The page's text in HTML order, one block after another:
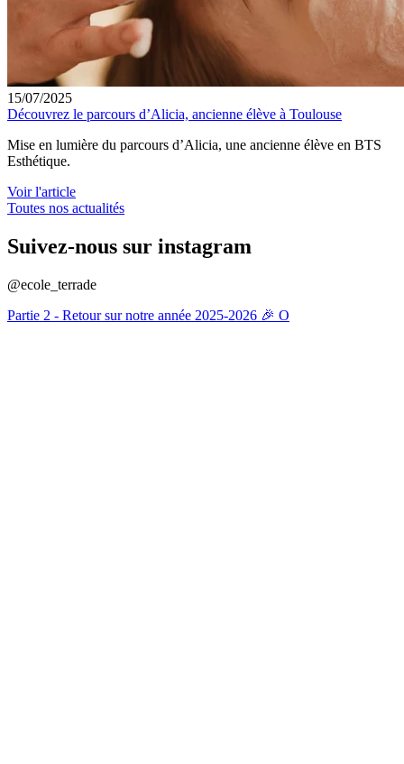
15/07/2025
Découvrez le parcours d’Alicia, ancienne élève à Toulouse
Mise en lumière du parcours d’Alicia, une ancienne élève en BTS
Esthétique.
Voir l'article
Toutes nos actualités
Suivez-nous sur instagram
@ecole_terrade
Partie 2 - Retour sur notre année 2025-2026 🎉 O